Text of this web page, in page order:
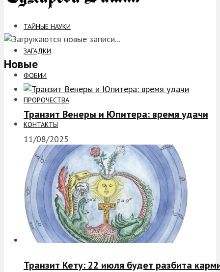
ТАЙНЫЕ НАУКИ
ЗАГАДКИ
ФОБИИ
ПРОРОЧЕСТВА
КОНТАКТЫ
Новые
Транзит Венеры и Юпитера: время удачи
11/08/2025
Транзит Кету: 22 июля будет разбита